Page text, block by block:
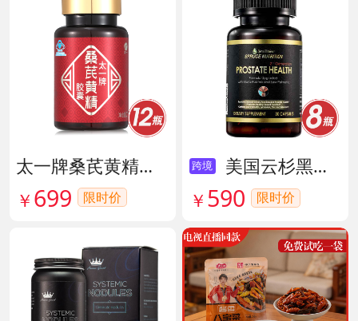
太一牌桑芪黄精胶囊 货号133159
￥ 699 限时价
跨境
美国云杉黑金前列腺素胶囊 货号136211
￥ 590 限时价